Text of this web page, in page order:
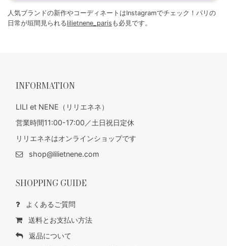
人気ブランドの新作やコーディネートはInstagramでチェック！パリの
日常が垣間見られるlilietnene_paris も必見です。
INFORMATION
LILI et NENE（リリエネネ）
営業時間11:00-17:00／土日祝日定休
リリエネネはオンラインショップです
shop@lilietnene.com
SHOPPING GUIDE
よくあるご質問
送料とお支払い方法
返品について